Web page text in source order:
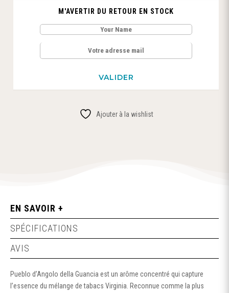
M'AVERTIR DU RETOUR EN STOCK
Ajouter à la wishlist
EN SAVOIR +
SPÉCIFICATIONS
AVIS
Pueblo d’Angolo della Guancia est un arôme concentré qui capture
l’essence du mélange de tabacs Virginia. Reconnue comme la plus